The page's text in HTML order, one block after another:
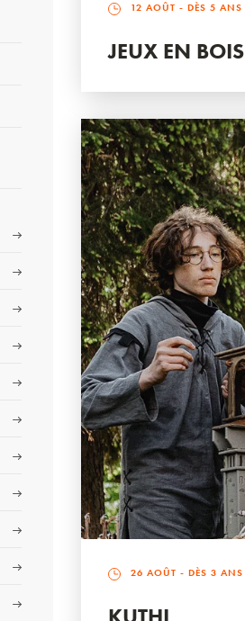
12 AOÛT - DÈS 5 ANS
JEUX EN BOIS
26 AOÛT - DÈS 3 ANS